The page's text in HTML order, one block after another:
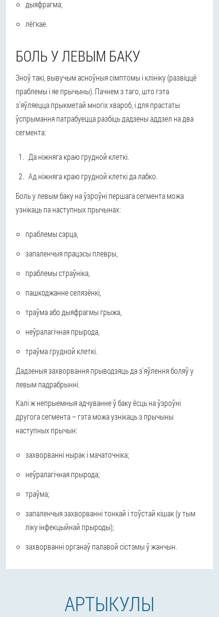
дыяфрагма;
лёгкае.
БОЛЬ У ЛЕВЫМ БАКУ
Зноў такі, вывучым асноўныя сімптомы і клініку (развіццё
праблемы і яе прычыны). Пачнем з таго, што гэта
з'яўляецца прыкметай многіх хвароб, і для прастаты
ўспрымання патрабуецца разбіць дадзены аддзел на два
сегмента:
Да ніжняга краю грудной клеткі.
Ад ніжняга краю грудной клеткі да лабко.
Боль у левым баку на ўзроўні першага сегмента можа
узнікаць па наступных прычынах:
праблемы сэрца,
запаленчыя працэсы плевры,
праблемы страўніка,
пашкоджанне селязёнкі,
траўма або дыяфрагмы грыжа,
неўралагічная прырода,
траўма грудной клеткі.
Дадзеныя захворвання прыводзяць да з'яўлення боляў у
левым падрабрынні.
Калі ж непрыемныя адчуванне ў баку ёсць на ўзроўні
другога сегмента – гэта можа узнікаць з прычыны
наступных прычын:
захворванні нырак і мачаточніка;
неўралагічная прырода;
траўма;
запаленчыя захворванні тонкай і тоўстай кішак (у тым
ліку інфекцыйнай прыроды);
захворванні органаў палавой сістэмы ў жанчын.
АРТЫКУЛЫ